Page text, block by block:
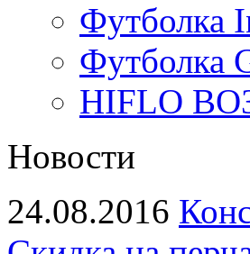
Футболка
Футболка
HIFLO
Новости
24.08.2016